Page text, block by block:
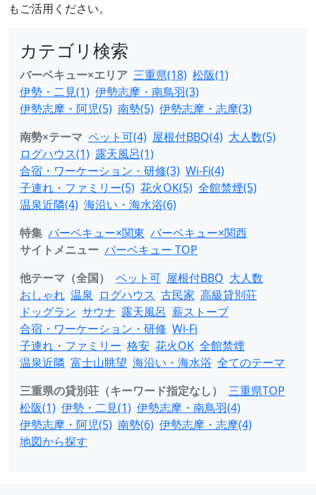
もご活用ください。
カテゴリ検索
バーベキュー×エリア 三重県(18) 松阪(1)
伊勢・二見(1) 伊勢志摩・南鳥羽(3)
伊勢志摩・阿児(5) 南勢(5) 伊勢志摩・志摩(3)
南勢×テーマ ペット可(4) 屋根付BBQ(4) 大人数(5)
ログハウス(1) 露天風呂(1)
合宿・ワーケーション・研修(3) Wi-Fi(4)
子連れ・ファミリー(5) 花火OK(5) 全館禁煙(5)
温泉近隣(4) 海沿い・海水浴(6)
特集 バーベキュー×関東 バーベキュー×関西
サイトメニュー バーベキュー TOP
他テーマ（全国）
ペット可 屋根付BBQ 大人数
おしゃれ 温泉 ログハウス 古民家 高級貸別荘
ドッグラン サウナ 露天風呂 薪ストーブ
合宿・ワーケーション・研修 Wi-Fi
子連れ・ファミリー 格安 花火OK 全館禁煙
温泉近隣 富士山眺望 海沿い・海水浴 全てのテーマ
三重県の貸別荘（キーワード指定なし）
三重県TOP
松阪(1) 伊勢・二見(1) 伊勢志摩・南鳥羽(4)
伊勢志摩・阿児(5) 南勢(6) 伊勢志摩・志摩(4)
地図から探す